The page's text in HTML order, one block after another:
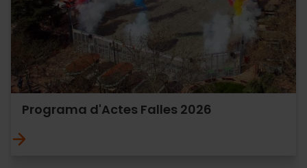
Programa d'Actes Falles 2026